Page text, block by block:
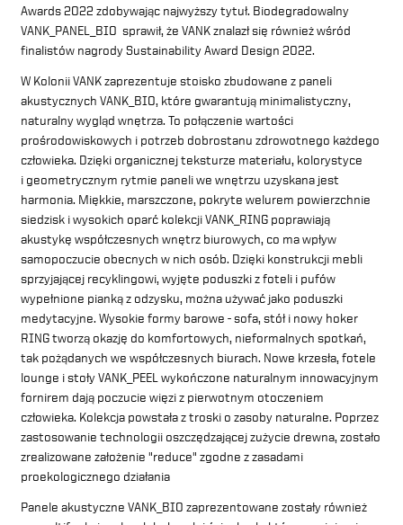
Awards 2022 zdobywając najwyższy tytuł. Biodegradowalny
VANK_PANEL_BIO sprawił, że VANK znalazł się również wśród
finalistów nagrody Sustainability Award Design 2022.
W Kolonii VANK zaprezentuje stoisko zbudowane z paneli
akustycznych VANK_BIO, które gwarantują minimalistyczny,
naturalny wygląd wnętrza. To połączenie wartości
prośrodowiskowych i potrzeb dobrostanu zdrowotnego każdego
człowieka. Dzięki organicznej teksturze materiału, kolorystyce
i geometrycznym rytmie paneli we wnętrzu uzyskana jest
harmonia. Miękkie, marszczone, pokryte welurem powierzchnie
siedzisk i wysokich oparć kolekcjiVANK_RING poprawiają
akustykę współczesnych wnętrz biurowych, co ma wpływ
samopoczucie obecnych w nich osób. Dzięki konstrukcji mebli
sprzyjającej recyklingowi, wyjęte poduszki z foteli i pufów
wypełnione pianką z odzysku, można używać jako poduszki
medytacyjne. Wysokie formy barowe - sofa, stół i nowy hoker
RING tworzą okazję do komfortowych, nieformalnych spotkań,
tak pożądanych we współczesnych biurach. Nowe krzesła, fotele
lounge i stołyVANK_PEEL wykończone naturalnym innowacyjnym
fornirem dają poczucie więzi z pierwotnym otoczeniem
człowieka. Kolekcja powstała z troski o zasoby naturalne. Poprzez
zastosowanie technologii oszczędzającej zużycie drewna, zostało
zrealizowane założenie "reduce" zgodne z zasadami
proekologicznego działania
Panele akustyczne VANK_BIO zaprezentowane zostały również